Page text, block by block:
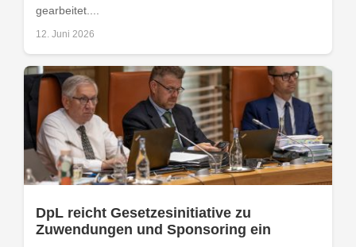
gearbeitet....
12. Juni 2026
DpL reicht Gesetzesinitiative zu
Zuwendungen und Sponsoring ein